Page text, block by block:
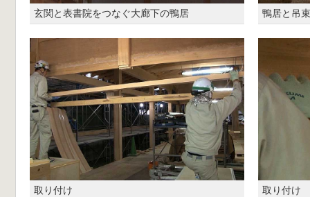
玄関と表書院をつなぐ大廊下の鴨居 鴨居と吊
取り付け 取り付け